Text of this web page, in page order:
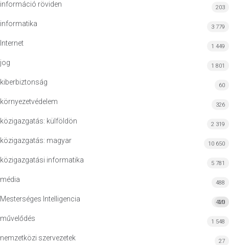
információ röviden 203
informatika 3 779
Internet 1 449
jog 1 801
kiberbiztonság 60
környezetvédelem 326
közigazgatás: külföldön 2 319
közigazgatás: magyar 10 650
közigazgatási informatika 5 781
média 488
Mesterséges Intelligencia MI
420
művelődés 1 548
nemzetközi szervezetek 27